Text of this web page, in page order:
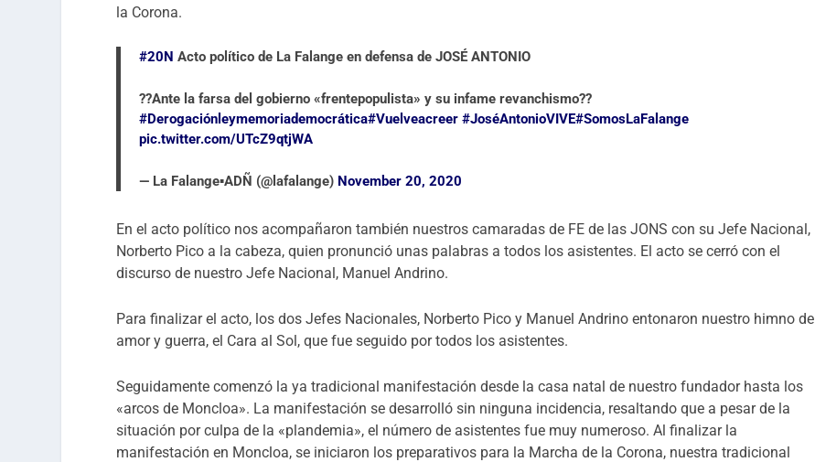
la Corona.
#20N Acto político de La Falange en defensa de JOSÉ ANTONIO
??Ante la farsa del gobierno «frentepopulista» y su infame revanchismo??
#Derogaciónleymemoriademocrática#Vuelveacreer #JoséAntonioVIVE#SomosLaFalange
pic.twitter.com/UTcZ9qtjWA
— La Falange▪️ADÑ (@lafalange) November 20, 2020
En el acto político nos acompañaron también nuestros camaradas de FE de las JONS con su Jefe Nacional,
Norberto Pico a la cabeza, quien pronunció unas palabras a todos los asistentes. El acto se cerró con el
discurso de nuestro Jefe Nacional, Manuel Andrino.
Para finalizar el acto, los dos Jefes Nacionales, Norberto Pico y Manuel Andrino entonaron nuestro himno de
amor y guerra, el Cara al Sol, que fue seguido por todos los asistentes.
Seguidamente comenzó la ya tradicional manifestación desde la casa natal de nuestro fundador hasta los
«arcos de Moncloa». La manifestación se desarrolló sin ninguna incidencia, resaltando que a pesar de la
situación por culpa de la «plandemia», el número de asistentes fue muy numeroso. Al finalizar la
manifestación en Moncloa, se iniciaron los preparativos para la Marcha de la Corona, nuestra tradicional